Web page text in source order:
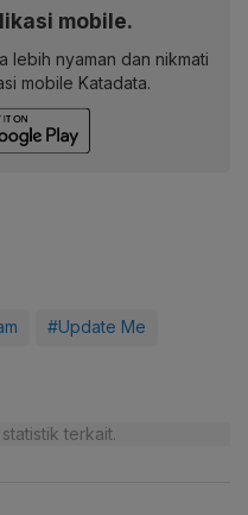
mobile.
lebih nyaman dan nikmati
mobile Katadata.
#Update Me
terkait.